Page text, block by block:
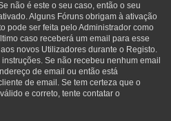
não é este o seu caso, então o seu
Alguns Fóruns obrigam à ativação
pode ser feita pelo Administrador como
caso receberá um email para esse
novos Utilizadores durante o Registo.
Se não recebeu nenhum email
de email ou então está
de email. Se tem certeza que o
e correto, tente contatar o